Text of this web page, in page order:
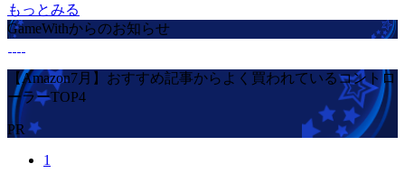
もっとみる
GameWithからのお知らせ
【Amazon7月】おすすめ記事からよく買われているコントロ
ーラーTOP4
PR
1